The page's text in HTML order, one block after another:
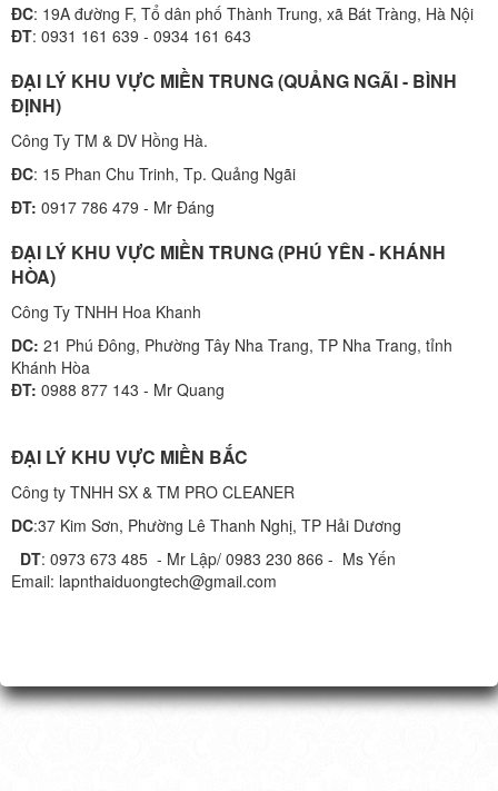
ĐC: 19A đường F, Tổ dân phố Thành Trung, xã Bát Tràng, Hà Nội
ĐT: 0931 161 639 - 0934 161 643
ĐẠI LÝ KHU VỰC MIỀN TRUNG (QUẢNG NGÃI - BÌNH
ĐỊNH)
Công Ty TM & DV Hồng Hà.
ĐC: 15 Phan Chu Trinh, Tp. Quảng Ngãi
ĐT: 0917 786 479 - Mr Đáng
ĐẠI LÝ KHU VỰC MIỀN TRUNG (PHÚ YÊN - KHÁNH
HÒA)
Công Ty TNHH Hoa Khanh
DC: 21 Phú Đông, Phường Tây Nha Trang, TP Nha Trang, tỉnh
Khánh Hòa
ĐT: 0988 877 143 - Mr Quang
ĐẠI LÝ KHU VỰC MIỀN BẮC
Công ty TNHH SX & TM PRO CLEANER
DC:37 Kim Sơn, Phường Lê Thanh Nghị, TP Hải Dương
DT: 0973 673 485 - Mr Lập/ 0983 230 866 - Ms Yến
Email: lapnthaiduongtech@gmail.com